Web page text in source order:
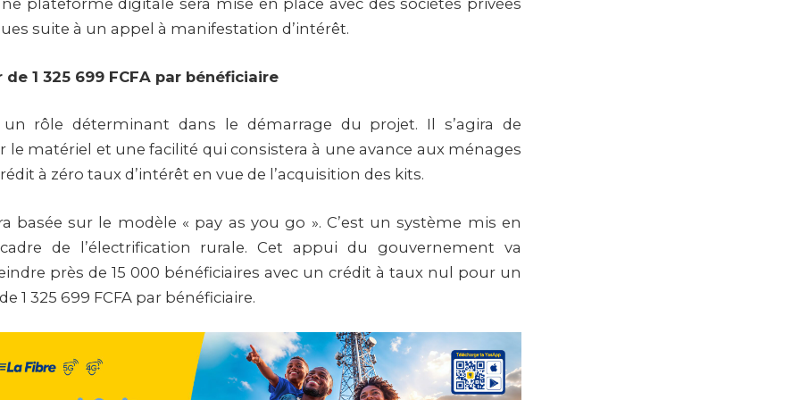
suite à un appel à manifestation d’intérêt.
de 1 325 699 FCFA par bénéficiaire
un rôle déterminant dans le démarrage du projet. Il s’agira de
le matériel et une facilité qui consistera à une avance aux ménages
à zéro taux d’intérêt en vue de l’acquisition des kits.
basée sur le modèle « pay as you go ». C’est un système mis en
de l’électrification rurale. Cet appui du gouvernement va
près de 15 000 bénéficiaires avec un crédit à taux nul pour un
1 325 699 FCFA par bénéficiaire.